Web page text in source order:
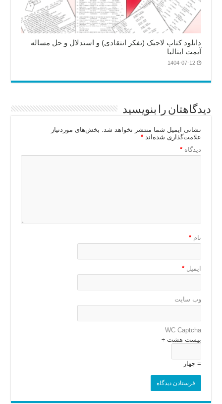
دانلود کتاب لاجیک (تفکر انتقادی) و استدلال و حل مساله
آیمت ایتالیا
1404-07-12
دیدگاهتان را بنویسید
نشانی ایمیل شما منتشر نخواهد شد. بخش‌های موردنیاز
علامت‌گذاری شده‌اند*
دیدگاه*
نام*
ایمیل*
وب‌ سایت
WC Captcha
بیست هشت ÷
= چهار